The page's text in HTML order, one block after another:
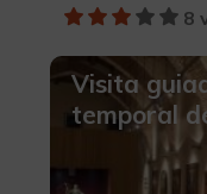
8
Visita
temporal